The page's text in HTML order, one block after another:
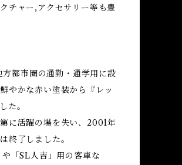
チャー,アクセサリー等も豊
都市圏の通勤・通学用に設
やかな赤い塗装から『レッ
た。
に活躍の場を失い、2001年
終了しました。
「SL人吉」用の客車な